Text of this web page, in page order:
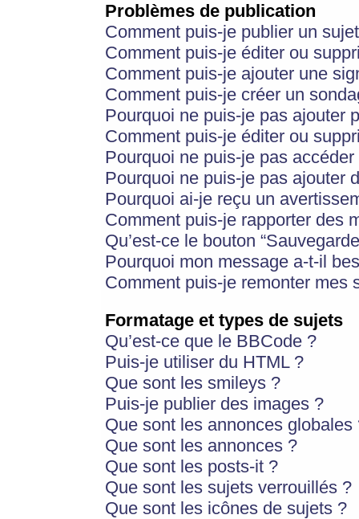
Problèmes de publication
Comment puis-je publier un
Comment puis-je éditer ou
Comment puis-je ajouter une
Comment puis-je créer un
Pourquoi ne puis-je pas ajouter
Comment puis-je éditer ou
Pourquoi ne puis-je pas
Pourquoi ne puis-je pas ajouter
Pourquoi ai-je reçu un
Comment puis-je rapporter des
Qu’est-ce le bouton
Pourquoi mon message a-t-il
Comment puis-je remonter mes
Formatage et types de sujets
Qu’est-ce que le BBCode ?
Puis-je utiliser du HTML ?
Que sont les smileys ?
Puis-je publier des images ?
Que sont les annonces globales
Que sont les annonces ?
Que sont les posts-it ?
Que sont les sujets verrouillés ?
Que sont les icônes de sujets ?